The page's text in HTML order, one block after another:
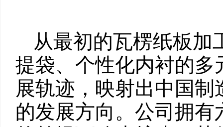
从最初的瓦楞纸板加
提袋、个性化内衬的
展轨迹，映射出中国
的发展方向。公司拥